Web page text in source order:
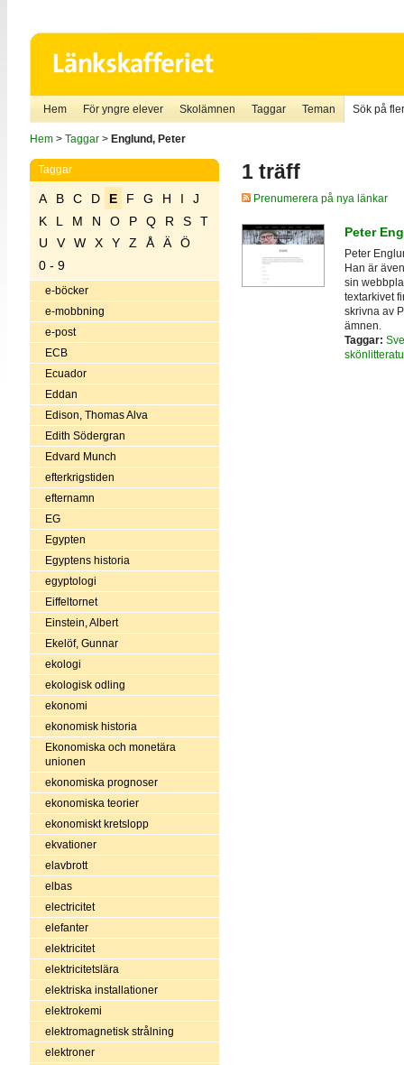
Hem För yngre elever Skolämnen Taggar Teman Sök på
Hem> Taggar> Englund, Peter
Taggar
A B C D E F G H I
J
K
L M N O P Q R S
T
U
V W X Y Z Å Ä
Ö
0 - 9
e-böcker
e-mobbning
e-post
ECB
Ecuador
Eddan
Edison, Thomas Alva
Edith Södergran
Edvard Munch
efterkrigstiden
efternamn
EG
Egypten
Egyptens historia
egyptologi
Eiffeltornet
Einstein, Albert
Ekelöf, Gunnar
ekologi
ekologisk odling
ekonomi
ekonomisk historia
Ekonomiska och monetära
unionen
ekonomiska prognoser
ekonomiska teorier
ekonomiskt kretslopp
ekvationer
elavbrott
elbas
electricitet
elefanter
elektricitet
elektricitetslära
elektriska installationer
elektrokemi
elektromagnetisk strålning
elektroner
1 träff
Prenumerera på nya länkar
Peter
Peter
Han är
sin
textarkivet
skrivna av
ämnen.
Taggar: